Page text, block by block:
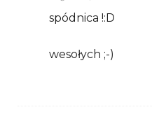
spódnica !:D
wesołych ;-)